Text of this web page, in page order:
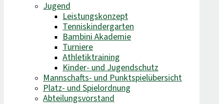
Jugend
Leistungskonzept
Tenniskindergarten
Bambini Akademie
Turniere
Athletiktraining
Kinder- und Jugendschutz
Mannschafts- und Punktspielübersicht
Platz- und Spielordnung
Abteilungsvorstand